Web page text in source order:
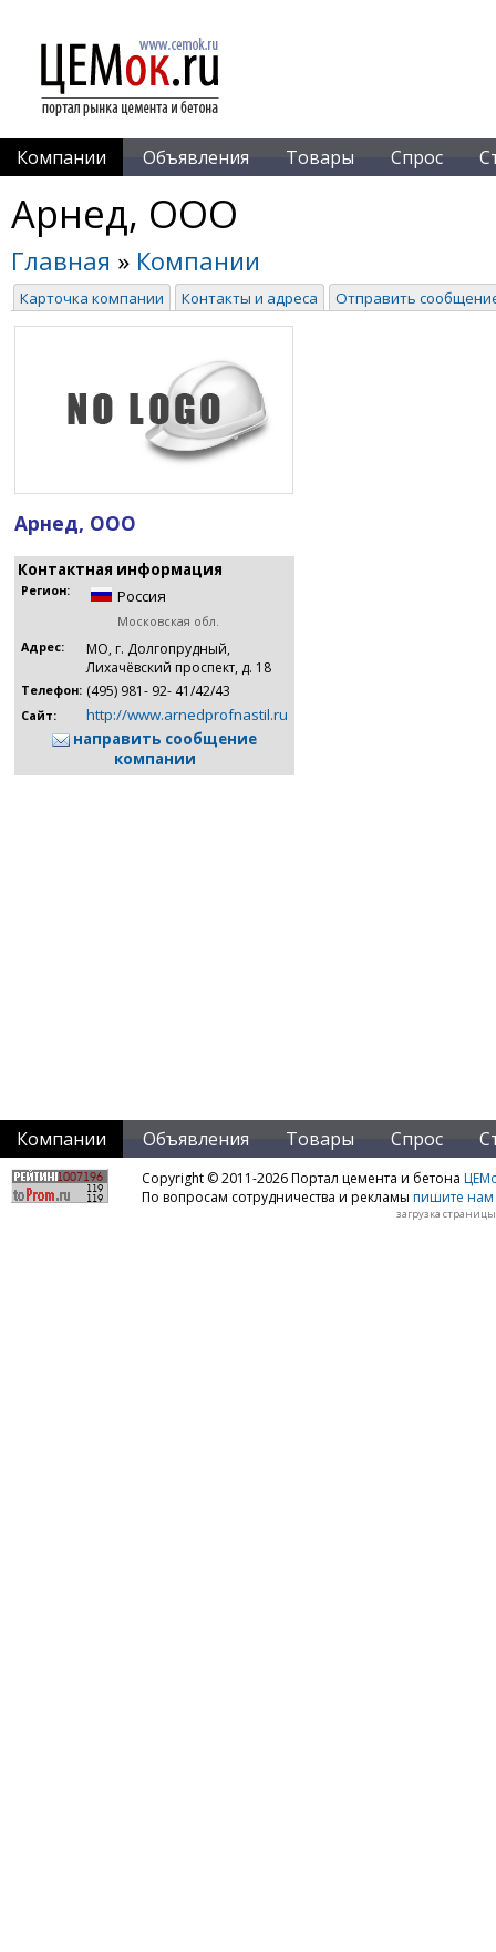
Компании Объявления Товары Спрос
Арнед, ООО
Главная » Компании
Карточка компании Контакты и адреса Отправить
Арнед, ООО
Контактная информация
Регион: Россия
Московская обл.
Адрес:
МО, г. Долгопрудный,
Лихачёвский проспект, д. 18
Телефон: (495) 981- 92- 41/42/43
Сайт:
http://www.arnedprofnastil.ru
направить сообщение
компании
Компании Объявления Товары Спрос
Copyright © 2011-2026 Портал цемента и бетона
По вопросам сотрудничества и рекламы пишите нам
загрузка